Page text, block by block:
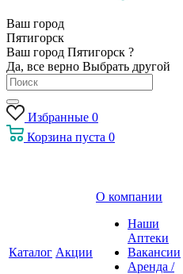
Ваш город
Пятигорск
Ваш город Пятигорск ?
Да, все верно Выбрать другой
Избранные 0
Корзина пуста 0
Каталог Акции
О компании
Наши
Аптеки
Вакансии
Аренда /